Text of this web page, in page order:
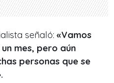
señaló: «Vamos
mes, pero aún
personas que se